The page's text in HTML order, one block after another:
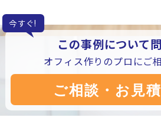
今すぐ!
この事例について
オフィス作りのプロにご